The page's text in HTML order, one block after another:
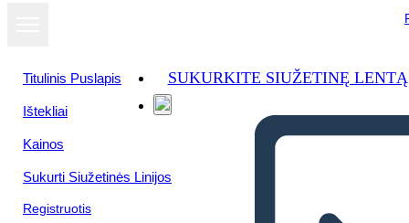
Titulinis Puslapis
Ištekliai
Kainos
Sukurti Siužetinės Linijos
Registruotis
SUKURKITE SIUŽETINĘ LENTĄ
Žiūrėti kaip
skaidrių